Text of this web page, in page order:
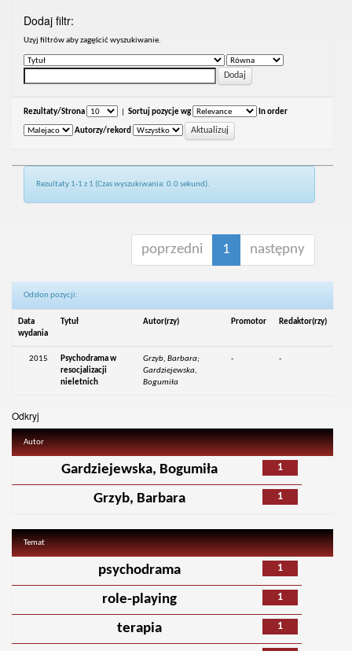
Dodaj filtr:
Uzyj filtrów aby zagęścić wyszukiwanie.
Rezultaty/Strona Sortuj pozycje wg In order
Autorzy/rekord
Rezultaty 1-1 z 1 (Czas wyszukiwania: 0.0 sekund).
poprzedni 1 następny
Odsłon pozycji:
Data
wydania
Tytuł Autor(rzy) Promotor Redaktor(rzy)
2015
Psychodrama w
resocjalizacji
nieletnich
Grzyb, Barbara;
Gardziejewska,
Bogumiła
- -
Odkryj
Autor
1
Gardziejewska, Bogumiła
1
Grzyb, Barbara
Temat
1
psychodrama
1
role-playing
1
terapia